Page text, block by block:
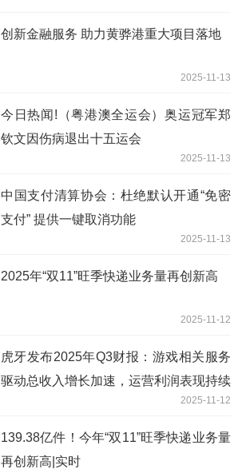
创新金融服务 助力黄骅港重大项目落地
2025-11-13
今日热闻!（粤港澳全运会）奥运冠军郑
钦文因伤病退出十五运会
2025-11-13
中国支付清算协会：杜绝默认开通“免密
支付” 提供一键取消功能
2025-11-13
2025年“双11”旺季快递业务量再创新高
2025-11-12
虎牙发布2025年Q3财报：游戏相关服务
驱动总收入增长加速，运营利润表现持续
2025-11-12
139.38亿件！今年“双11”旺季快递业务量
再创新高|实时